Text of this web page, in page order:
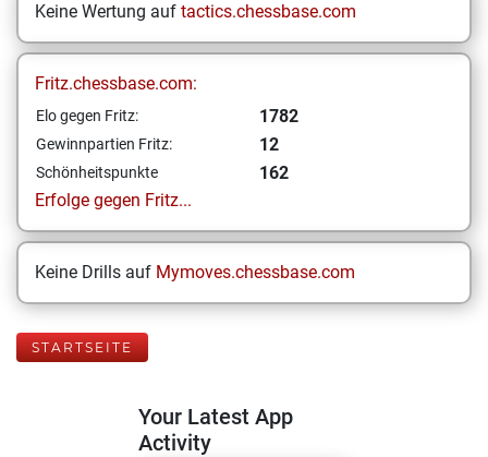
Keine Wertung auf tactics.chessbase.com
Fritz.chessbase.com:
Elo gegen Fritz: 1782
Gewinnpartien Fritz: 12
Schönheitspunkte
162
Erfolge gegen Fritz...
Keine Drills auf Mymoves.chessbase.com
STARTSEITE
Your Latest App
Activity